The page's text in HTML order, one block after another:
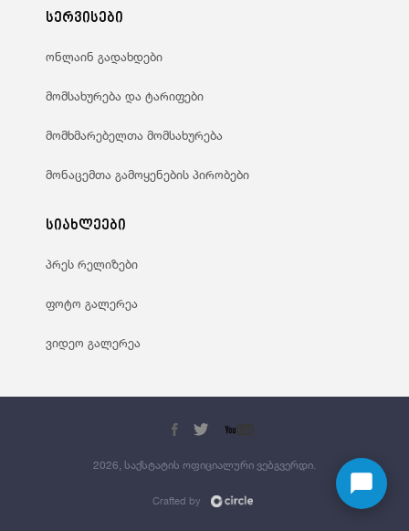
სერვისები
ონლაინ გადახდები
მომსახურება და ტარიფები
მომხმარებელთა მომსახურება
მონაცემთა გამოყენების პირობები
სიახლეები
პრეს რელიზები
ფოტო გალერეა
ვიდეო გალერეა
2026, საქსტატის ოფიციალური ვებგვერდი.
Crafted by